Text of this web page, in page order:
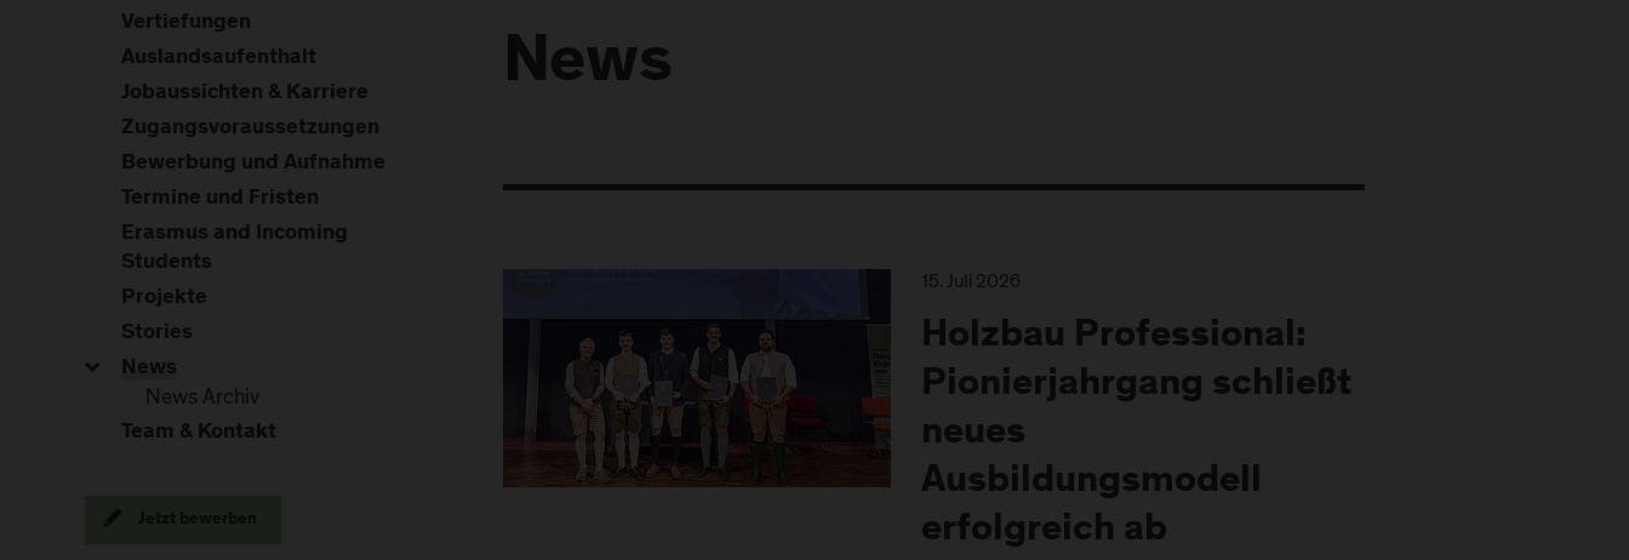
News
15. Juli 2026
Holzbau Professional:
Pionierjahrgang schließt
neues
Ausbildungsmodell
erfolgreich ab
Vertiefungen
Auslandsaufenthalt
Jobaussichten & Karriere
Zugangsvoraussetzungen
Bewerbung und Aufnahme
Termine und Fristen
Erasmus and Incoming
Students
Projekte
Stories
News
News Archiv
Team & Kontakt
Jetzt bewerben